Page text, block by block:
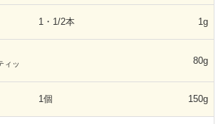
1・1/2本 1g
ィッ
80g
1個 150g